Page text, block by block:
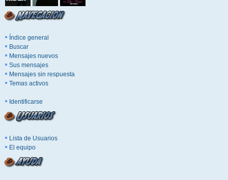
Índice general
Buscar
Mensajes nuevos
Sus mensajes
Mensajes sin respuesta
Temas activos
Identificarse
Lista de Usuarios
El equipo